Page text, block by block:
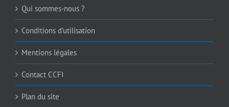
Qui sommes-nous ?
Conditions d’utilisation
Mentions légales
Contact CCFI
Plan du site